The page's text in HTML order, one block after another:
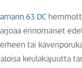
63 DC
erinomaiset
tai
keulakajuutta